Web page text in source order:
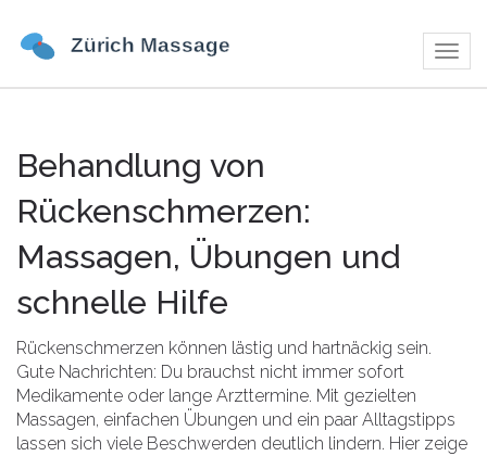
Behandlung von
Rückenschmerzen:
Massagen, Übungen und
schnelle Hilfe
Rückenschmerzen können lästig und hartnäckig sein.
Gute Nachrichten: Du brauchst nicht immer sofort
Medikamente oder lange Arzttermine. Mit gezielten
Massagen, einfachen Übungen und ein paar Alltagstipps
lassen sich viele Beschwerden deutlich lindern. Hier zeige